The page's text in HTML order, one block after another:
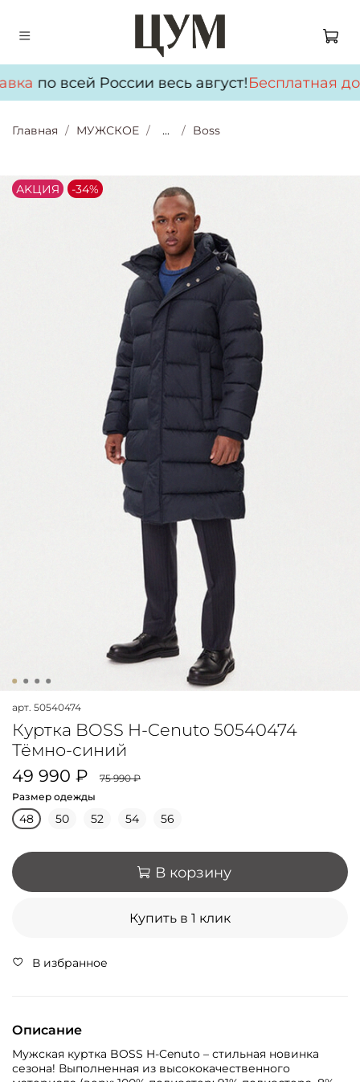
по всей России весь август!Бесплатная
Главная МУЖСКОЕ ... Boss
АKЦИЯ -34%
арт. 50540474
Куртка BOSS H-Cenuto 50540474
Тёмно-синий
49 990 ₽
75 990 ₽
Размер одежды
48 50 52 54 56
В корзину
Купить в 1 клик
В избранное
Описание
Мужская куртка BOSS H-Cenuto – стильная новинка
сезона! Выполненная из высококачественного